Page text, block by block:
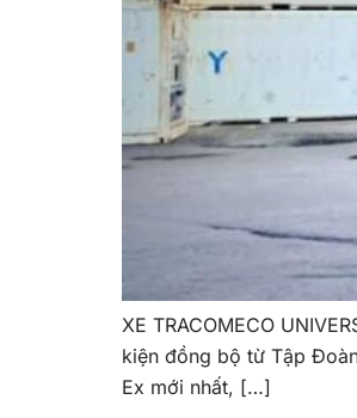
XE TRACOMECO
kiện đồng bộ từ Tập
Ex mới nhất, […]